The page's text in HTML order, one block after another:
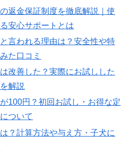
返金保証制度を徹底解説｜使
安心サポートとは
言われる理由は？安全性や特
た口コミ
改善した？実際にお試しした
解説
100円？初回お試し・お得な定
ついて
？計算方法や与え方・子犬に